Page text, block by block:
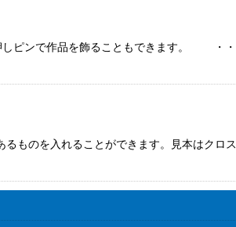
ピンで作品を飾ることもできます。 ・
ものを入れることができます。見本はクロ